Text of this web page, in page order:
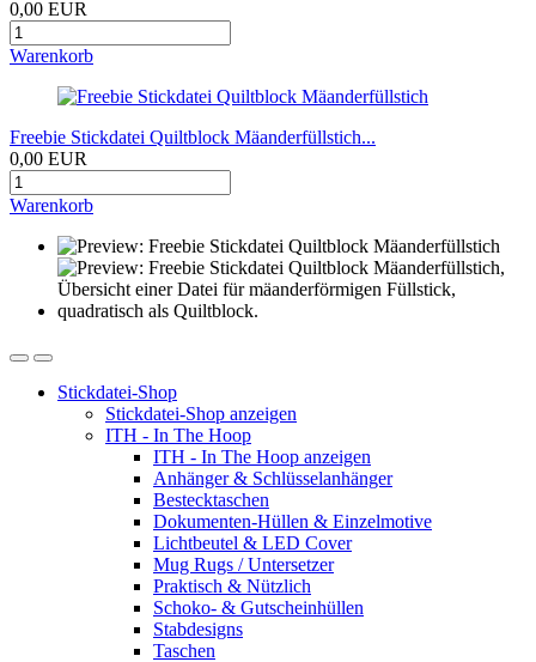
0,00 EUR
Warenkorb
Freebie Stickdatei Quiltblock Mäanderfüllstich...
0,00 EUR
Warenkorb
Stickdatei-Shop
Stickdatei-Shop anzeigen
ITH - In The Hoop
ITH - In The Hoop anzeigen
Anhänger & Schlüsselanhänger
Bestecktaschen
Dokumenten-Hüllen & Einzelmotive
Lichtbeutel & LED Cover
Mug Rugs / Untersetzer
Praktisch & Nützlich
Schoko- & Gutscheinhüllen
Stabdesigns
Taschen